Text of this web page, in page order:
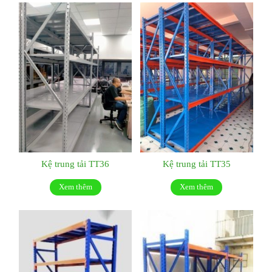
Kệ trung tải TT36
Xem thêm
Kệ trung tải TT35
Xem thêm